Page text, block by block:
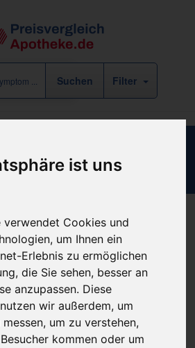
ist uns
verwendet Cookies und
um Ihnen ein
Erlebnis zu ermöglichen
die Sie sehen, besser an
anzupassen. Diese
wir außerdem, um
um zu verstehen,
kommen oder um
Filter
NELAT CH10
empfehlen
Preis bekannt
ist derzeit bei keinem unserer Partner
erhältlich.